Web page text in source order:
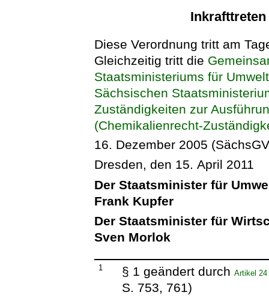
Diese Verordnung tritt am
Gleichzeitig tritt die
Staatsministeriums für
Sächsischen
Zuständigkeiten zur
(Chemikalienrecht-
16. Dezember 2005
Dresden, den 15. April 2011
Der Staatsminister für
Frank Kupfer
Der Staatsminister für
Sven Morlok
1 § 1 geändert durchArtikel 24
S. 753, 761)